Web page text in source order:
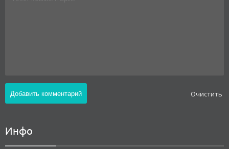
Oчистить
Инфо